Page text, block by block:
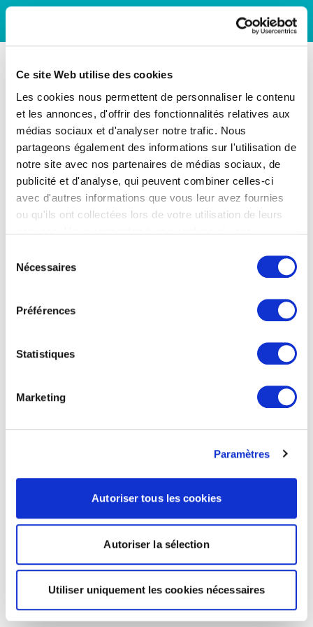
Ce site Web utilise des cookies
Les cookies nous permettent de personnaliser le contenu
et les annonces, d'offrir des fonctionnalités relatives aux
médias sociaux et d'analyser notre trafic. Nous
partageons également des informations sur l'utilisation de
notre site avec nos partenaires de médias sociaux, de
publicité et d'analyse, qui peuvent combiner celles-ci
avec d'autres informations que vous leur avez fournies
ou qu'ils ont collectées lors de votre utilisation de leurs
Nécessaires
Préférences
Statistiques
Marketing
Paramètres
Autoriser tous les cookies
Autoriser la sélection
Utiliser uniquement les cookies nécessaires